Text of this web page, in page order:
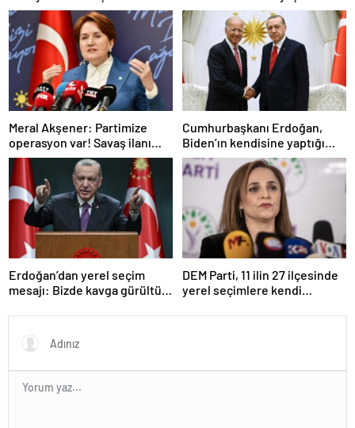
etkisi olmuştur’
açıklaması
Meral Akşener: Partimize
operasyon var! Savaş ilanı
kabul ediyorum, varım
buyursunlar
Cumhurbaşkanı Erdoğan,
Biden’ın kendisine yaptığı
teklifi anlattı: Ver onayı, al F-
16’yı
Erdoğan’dan yerel seçim
mesajı: Bizde kavga gürültü
olacak
DEM Parti, 11 ilin 27 ilçesinde
yerel seçimlere kendi